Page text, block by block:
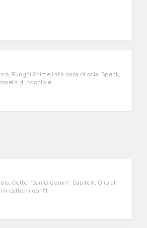
Funghi Shimeji alla salsa di soia, Speck,
di nocciole
Cotto ‘’San Giovanni’’ Capitelli, Olio al
datterni confit